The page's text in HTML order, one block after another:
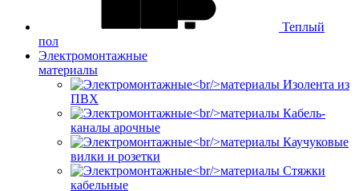
Теплый
пол
Электромонтажные
материалы
Изолента из
ПВХ
Кабель-
каналы арочные
Каучуковые
вилки и розетки
Стяжки
кабельные